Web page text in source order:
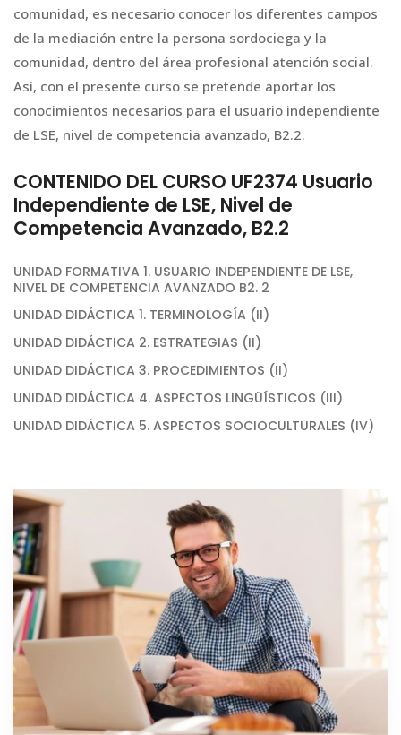
comunidad, es necesario conocer los diferentes campos
de la mediación entre la persona sordociega y la
comunidad, dentro del área profesional atención social.
Así, con el presente curso se pretende aportar los
conocimientos necesarios para el usuario independiente
de LSE, nivel de competencia avanzado, B2.2.
CONTENIDO DEL CURSO UF2374 Usuario
Independiente de LSE, Nivel de
Competencia Avanzado, B2.2
UNIDAD FORMATIVA 1. USUARIO INDEPENDIENTE DE LSE,
NIVEL DE COMPETENCIA AVANZADO B2. 2
UNIDAD DIDÁCTICA 1. TERMINOLOGÍA (II)
UNIDAD DIDÁCTICA 2. ESTRATEGIAS (II)
UNIDAD DIDÁCTICA 3. PROCEDIMIENTOS (II)
UNIDAD DIDÁCTICA 4. ASPECTOS LINGÜÍSTICOS (III)
UNIDAD DIDÁCTICA 5. ASPECTOS SOCIOCULTURALES (IV)